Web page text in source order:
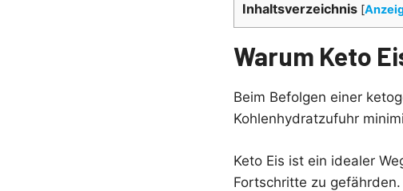
Inhaltsverzeichnis [
Warum Keto
Beim Befolgen einer
Kohlenhydratzufuhr
Keto Eis ist ein idealer
Fortschritte zu gefährden.